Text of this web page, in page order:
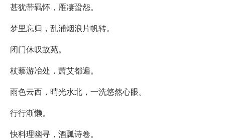
甚犹带羁怀，雁凄蛩怨。
梦里忘归，乱浦烟浪片帆转。
闭门休叹故苑。
杖藜游冶处，萧艾都遍。
雨色云西，晴光水北，一洗悠然心眼。
行行渐懒。
快料理幽寻，酒瓢诗卷。